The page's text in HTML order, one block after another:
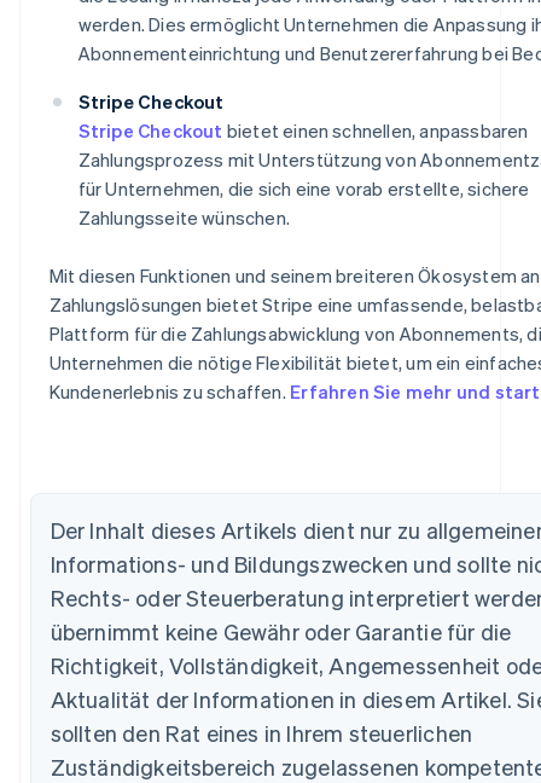
werden. Dies ermöglicht Unternehmen die Anpassung
Abonnementeinrichtung und Benutzererfahrung bei
Stripe Checkout
Stripe Checkout bietet einen schnellen, anpassbaren
Zahlungsprozess mit Unterstützung von
für Unternehmen, die sich eine vorab erstellte, sichere
Zahlungsseite wünschen.
Mit diesen Funktionen und seinem breiteren Ökosystem an
Zahlungslösungen bietet Stripe eine umfassende,
Plattform für die Zahlungsabwicklung von Abonnements,
Unternehmen die nötige Flexibilität bietet, um ein
Kundenerlebnis zu schaffen. Erfahren Sie mehr und
Der Inhalt dieses Artikels dient nur zu
Informations- und Bildungszwecken und sollte
Rechts- oder Steuerberatung interpretiert
übernimmt keine Gewähr oder Garantie für die
Richtigkeit, Vollständigkeit, Angemessenheit
Aktualität der Informationen in diesem Artikel.
sollten den Rat eines in Ihrem steuerlichen
Zuständigkeitsbereich zugelassenen
Australien
English
Belgien
Nederlands Français DeutschEnglish
PortuguêsEnglish
Bulgarien
English
Dänemark
English